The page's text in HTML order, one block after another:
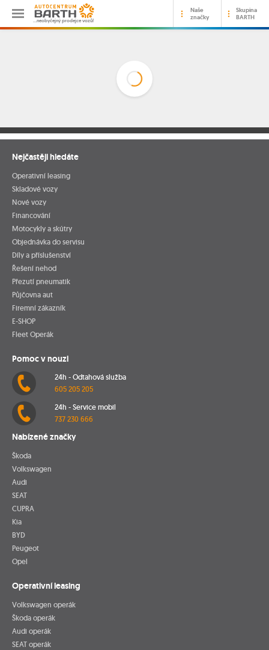
…neobyčejný prodejce vozů!
Naše
značky
Skupina
BARTH
Nejčastěji hledáte
Operativní leasing
Skladové vozy
Nové vozy
Financování
Motocykly a skútry
Objednávka do servisu
Díly a příslušenství
Řešení nehod
Přezutí pneumatik
Půjčovna aut
Firemní zákazník
E-SHOP
Fleet Operák
Pomoc v nouzi
24h - Odtahová služba
605 205 205
24h - Service mobil
737 230 666
Nabízené značky
Škoda
Volkswagen
Audi
SEAT
CUPRA
Kia
BYD
Peugeot
Opel
Operativní leasing
Volkswagen operák
Škoda operák
Audi operák
SEAT operák